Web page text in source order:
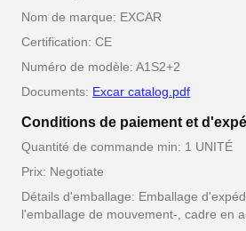
Nom de marque: EXCAR
Certification: CE
Numéro de modèle: A1S2+2
Documents: Excar catalog.pdf
Conditions de paiement et
Quantité de commande min: 1 UNITÉ
Prix: Negotiate
Détails d'emballage: Emballage
l'emballage de mouvement-, cadre en